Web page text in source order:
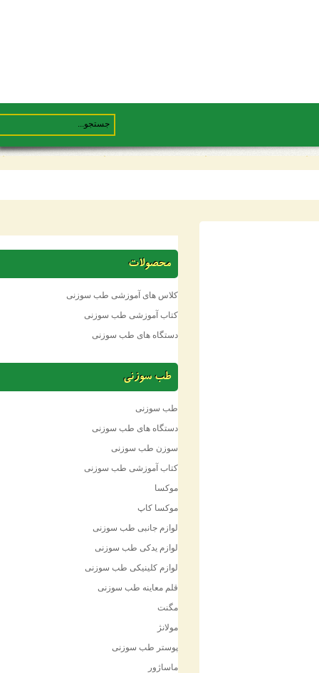
محصولات
کلاس های آموزشی طب سوزنی
کتاب آموزشی طب سوزنی
دستگاه های طب سوزنی
طب سوزنی
طب سوزنی
دستگاه های طب سوزنی
سوزن طب سوزنی
کتاب آموزشی طب سوزنی
موکسا
موکسا کاپ
لوازم جانبی طب سوزنی
لوازم یدکی طب سوزنی
لوازم کلینیکی طب سوزنی
قلم معاینه طب سوزنی
مگنت
مولانژ
پوستر طب سوزنی
ماساژور